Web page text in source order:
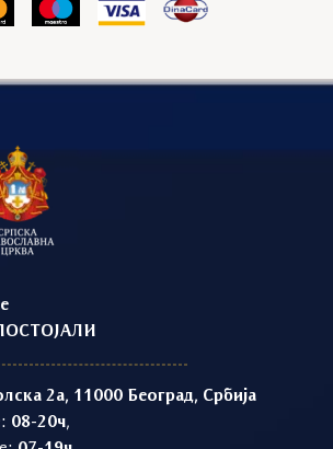
2а, 11000 Београд, Србија
08-20ч,